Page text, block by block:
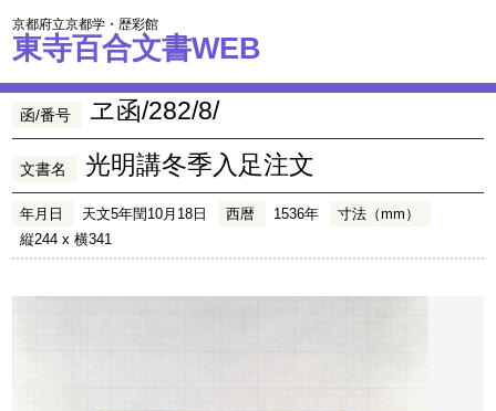
京都府立京都学・歴彩館
東寺百合文書WEB
函/番号 ヱ函/282/8/
文書名 光明講冬季入足注文
年月日 天文5年閏10月18日 西暦 1536年
寸法（mm）
縦244 x 横341